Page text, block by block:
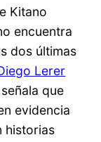
Kitano
encuentra
dos últimas
Lerer
que
evidencia
historias